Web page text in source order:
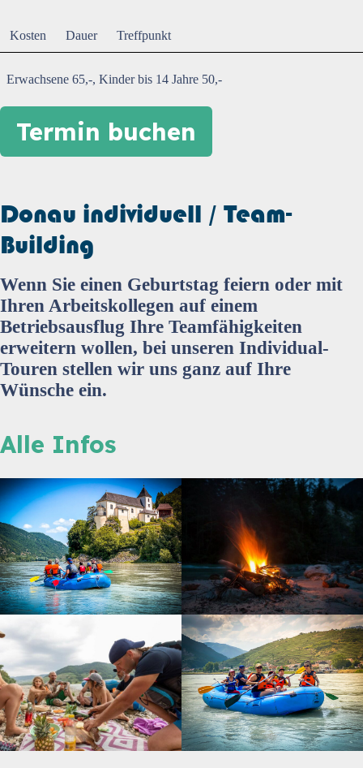
Kosten Dauer Treffpunkt
Erwachsene 65,-, Kinder bis 14 Jahre 50,-
Termin buchen
Donau individuell / Team-
Building
Wenn Sie einen Geburtstag feiern oder mit
Ihren Arbeitskollegen auf einem
Betriebsausflug Ihre Teamfähigkeiten
erweitern wollen, bei unseren Individual-
Touren stellen wir uns ganz auf Ihre
Wünsche ein.
Alle Infos